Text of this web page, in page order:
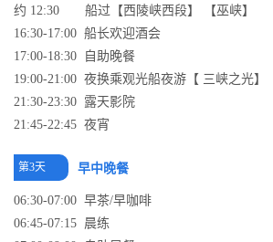
约 12:30 船过【西陵峡西段】 【巫峡】
16:30-17:00 船长欢迎酒会
17:00-18:30 自助晚餐
19:00-21:00 夜换乘观光船夜游【 三峡之光】
21:30-23:30 露天影院
21:45-22:45 夜宵
第3天 早中晚餐
06:30-07:00 早茶/早咖啡
06:45-07:15 晨练